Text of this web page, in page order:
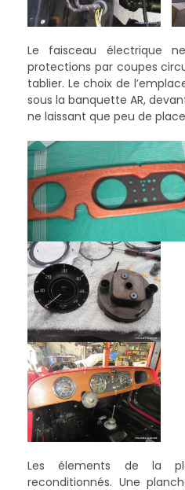
Le faisceau électrique
protections par coupes
tablier. Le choix de
sous la banquette AR,
ne laissant que peu de
Les élements de la
reconditionnés. Une